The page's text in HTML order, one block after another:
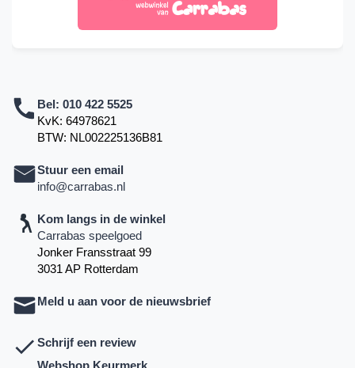
Bel: 010 422 5525
KvK: 64978621
BTW: NL002225136B81
Stuur een email
info@carrabas.nl
Kom langs in de winkel
Carrabas speelgoed
Jonker Fransstraat 99
3031 AP Rotterdam
Meld u aan voor de nieuwsbrief
Schrijf een review